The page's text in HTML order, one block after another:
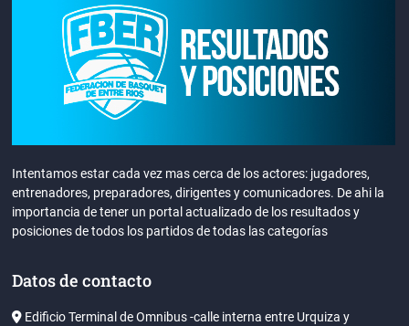
Intentamos estar cada vez mas cerca de los actores: jugadores,
entrenadores, preparadores, dirigentes y comunicadores. De ahi la
importancia de tener un portal actualizado de los resultados y
posiciones de todos los partidos de todas las categorías
Datos de contacto
Edificio Terminal de Omnibus -calle interna entre Urquiza y